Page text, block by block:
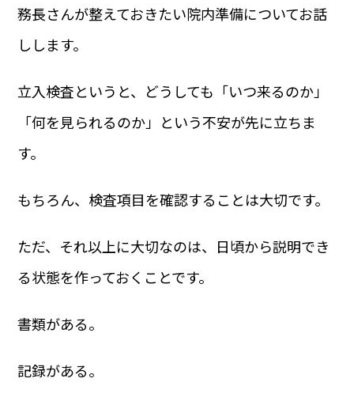
務長さんが整えておきたい院内準備についてお話
しします。
立入検査というと、どうしても「いつ来るのか」
「何を見られるのか」という不安が先に立ちま
す。
もちろん、検査項目を確認することは大切です。
ただ、それ以上に大切なのは、日頃から説明でき
る状態を作っておくことです。
書類がある。
記録がある。